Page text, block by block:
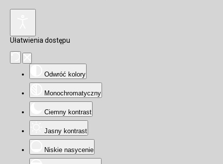
Ułatwienia dostępu
Odwróć kolory
Monochromatyczny
Ciemny kontrast
Jasny kontrast
Niskie nasycenie